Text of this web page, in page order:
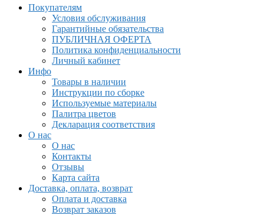
Покупателям
Условия обслуживания
Гарантийные обязательства
ПУБЛИЧНАЯ ОФЕРТА
Политика конфиденциальности
Личный кабинет
Инфо
Товары в наличии
Инструкции по сборке
Используемые материалы
Палитра цветов
Декларация соответствия
О нас
О нас
Контакты
Отзывы
Карта сайта
Доставка, оплата, возврат
Оплата и доставка
Возврат заказов